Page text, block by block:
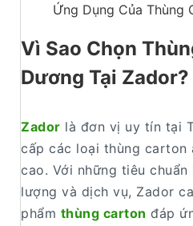
Ứng Dụng Của Thùng
Vì Sao Chọn
Dương Tại Zador?
Zador là đơn vị uy tín tại
cấp các loại thùng carton
cao. Với những tiêu
lượng và dịch vụ, Zador
phẩm thùng carton đáp